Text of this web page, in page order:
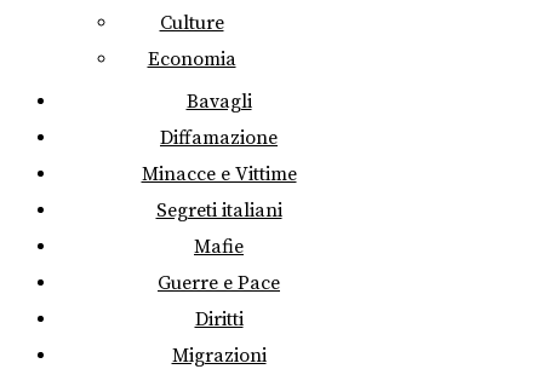
Culture
Economia
Bavagli
Diffamazione
Minacce e Vittime
Segreti italiani
Mafie
Guerre e Pace
Diritti
Migrazioni